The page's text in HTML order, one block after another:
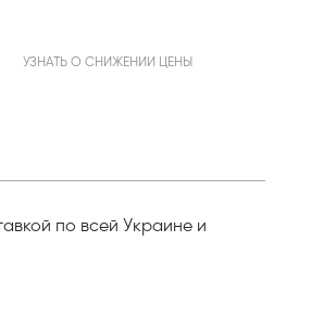
УЗНАТЬ О СНИЖЕНИИ ЦЕНЫ
по всей Украине и